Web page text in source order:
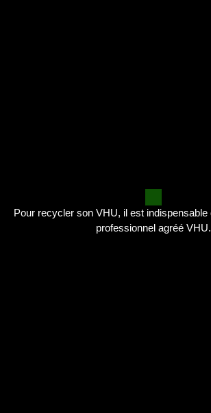
Pour recycler son VHU, il est indispensable
professionnel agréé VHU.